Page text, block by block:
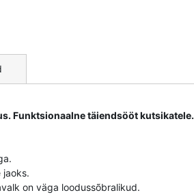
Funktsionaalne täiendsööt kutsikatele.
jaoks.
on väga loodussõbralikud.